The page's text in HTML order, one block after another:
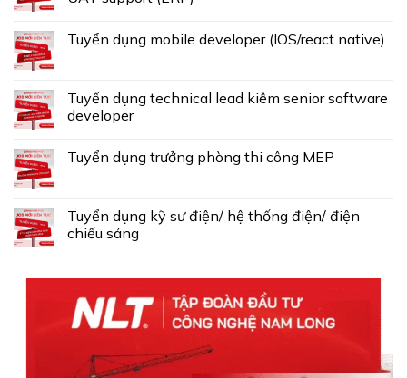
Tuyển dụng mobile developer (IOS/react native)
Tuyển dụng technical lead kiêm senior software
developer
Tuyển dụng trưởng phòng thi công MEP
Tuyển dụng kỹ sư điện/ hệ thống điện/ điện
chiếu sáng